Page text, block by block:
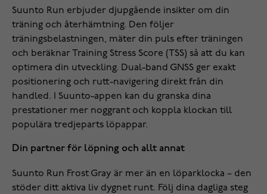
Suunto Run erbjuder djupgående insikter om din
träning och återhämtning. Den följer
träningsbelastningen, mäter din puls efter träningen
och beräknar Training Stress Score (TSS) så att du kan
optimera din utveckling. Dual-band GNSS ger exakt
positionering och rutt-navigering direkt från din
handled. I Suunto-appen kan du granska dina
prestationer mer noggrant och koppla klockan till
populära tredjeparts löpappar.
Din partner för löpning och allt annat
Suunto Run Frost Gray är mer än en löparklocka – den
stöder ditt aktiva liv dygnet runt. Följ dina dagliga steg